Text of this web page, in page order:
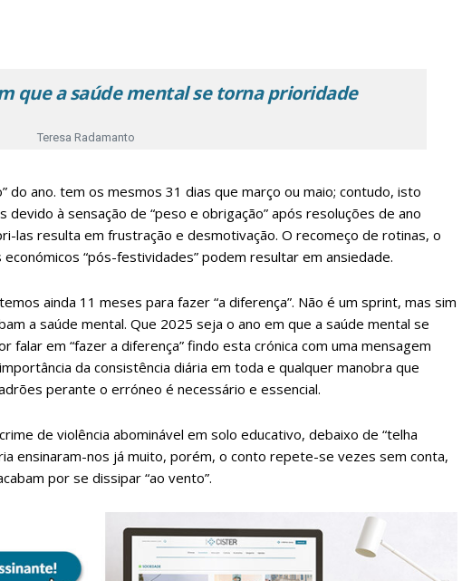
que a saúde mental se torna prioridade
Teresa Radamanto
do ano. tem os mesmos 31 dias que março ou maio; contudo, isto
à sensação de “peso e obrigação” após resoluções de ano
las resulta em frustração e desmotivação. O recomeço de rotinas, o
“pós-festividades” podem resultar em ansiedade.
ainda 11 meses para fazer “a diferença”. Não é um sprint, mas sim
a saúde mental. Que 2025 seja o ano em que a saúde mental se
falar em “fazer a diferença” findo esta crónica com uma mensagem
da consistência diária em toda e qualquer manobra que
perante o erróneo é necessário e essencial.
de violência abominável em solo educativo, debaixo de “telha
ensinaram-nos já muito, porém, o conto repete-se vezes sem conta,
por se dissipar “ao vento”.